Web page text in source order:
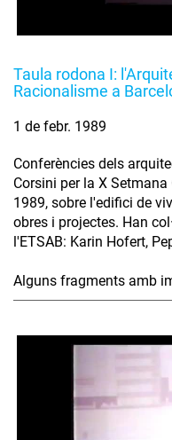
Taula rodona I:
Racionalisme a
1 de febr. 1989
Conferències dels
Corsini per la X
1989, sobre l'edifici de
obres i projectes. Han
l'ETSAB: Karin Hofert,
Alguns fragments amb